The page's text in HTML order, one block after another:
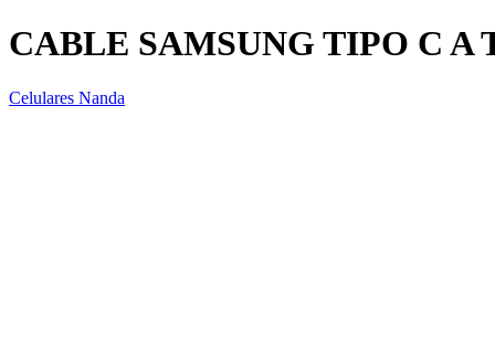
CABLE SAMSUNG TIPO C A
Celulares Nanda